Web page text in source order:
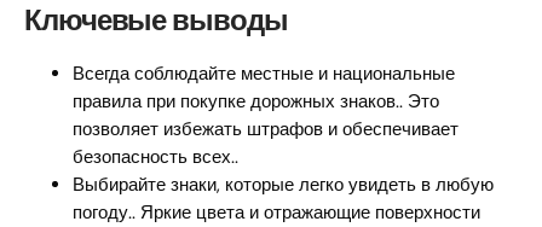
Ключевые выводы
Всегда соблюдайте местные и национальные
правила при покупке дорожных знаков.. Это
позволяет избежать штрафов и обеспечивает
безопасность всех..
Выбирайте знаки, которые легко увидеть в любую
погоду.. Яркие цвета и отражающие поверхности